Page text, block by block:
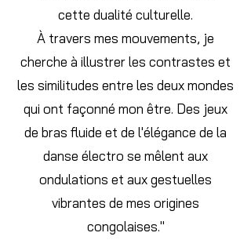
cette dualité culturelle.
À travers mes mouvements, je
cherche à illustrer les contrastes et
les similitudes entre les deux mondes
qui ont façonné mon être. Des jeux
de bras fluide et de l'élégance de la
danse électro se mêlent aux
ondulations et aux gestuelles
vibrantes de mes origines
congolaises."